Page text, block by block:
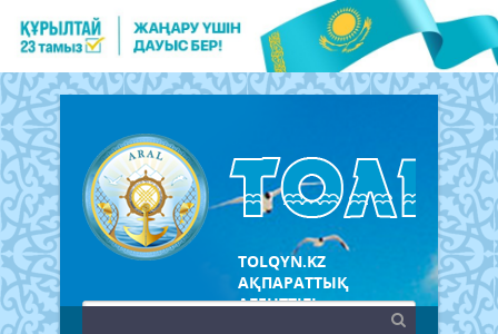
TOLQYN.KZ
АҚПАРАТТЫҚ
АГЕНТТІГІ